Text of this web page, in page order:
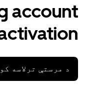
account
د مرستې ترلاسه